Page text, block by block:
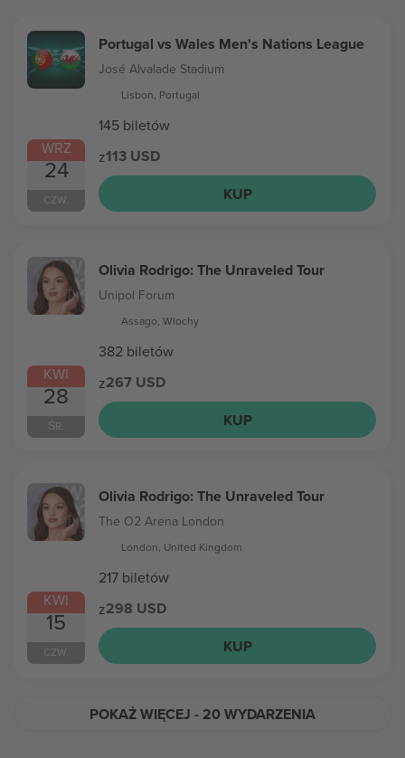
WRZ
24
CZW.
Portugal vs Wales Men's Nations League
José Alvalade Stadium
Lisbon, Portugal
145 biletów
z113 USD
KUP
KWI
28
ŚR.
Olivia Rodrigo: The Unraveled Tour
Unipol Forum
Assago, Wlochy
382 biletów
z267 USD
KUP
KWI
15
CZW.
Olivia Rodrigo: The Unraveled Tour
The O2 Arena London
London, United Kingdom
217 biletów
z298 USD
KUP
POKAŻ WIĘCEJ - 20 WYDARZENIA